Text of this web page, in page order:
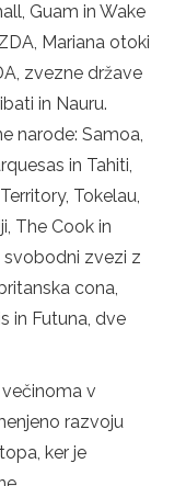
Guam in Wake
Mariana otoki
zvezne države
in Nauru.
narode: Samoa,
in Tahiti,
Tokelau,
The Cook in
svobodni zvezi z
cona,
in Futuna, dve
v
razvoju
ker je